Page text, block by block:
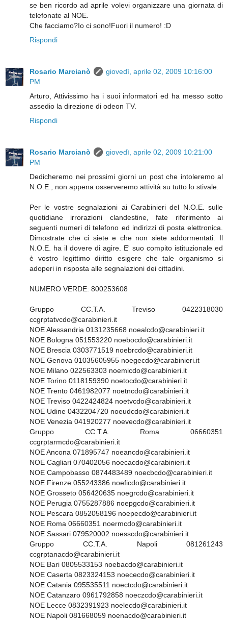
se ben ricordo ad aprile volevi organizzare una giornata di
telefonate al NOE.
Che facciamo?Io ci sono!Fuori il numero! :D
Rispondi
Rosario Marcianò
giovedì, aprile 02, 2009 10:16:00
PM
Arturo, Attivissimo ha i suoi informatori ed ha messo sotto
assedio la direzione di odeon TV.
Rispondi
Rosario Marcianò
giovedì, aprile 02, 2009 10:21:00
PM
Dedicheremo nei prossimi giorni un post che intoleremo al
N.O.E., non appena osserveremo attività su tutto lo stivale.
Per le vostre segnalazioni ai Carabinieri del N.O.E. sulle
quotidiane irrorazioni clandestine, fate riferimento ai
seguenti numeri di telefono ed indirizzi di posta elettronica.
Dimostrate che ci siete e che non siete addormentati. Il
N.O.E. ha il dovere di agire. E' suo compito istituzionale ed
è vostro legittimo diritto esigere che tale organismo si
adoperi in risposta alle segnalazioni dei cittadini.
NUMERO VERDE: 800253608
Gruppo CC.T.A. Treviso 0422318030
ccgrptatvcdo@carabinieri.it
NOE Alessandria 0131235668 noealcdo@carabinieri.it
NOE Bologna 051553220 noebocdo@carabinieri.it
NOE Brescia 0303771519 noebrcdo@carabinieri.it
NOE Genova 01035605955 noegecdo@carabinieri.it
NOE Milano 022563303 noemicdo@carabinieri.it
NOE Torino 0118159390 noetocdo@carabinieri.it
NOE Trento 0461982077 noetncdo@carabinieri.it
NOE Treviso 0422424824 noetvcdo@carabinieri.it
NOE Udine 0432204720 noeudcdo@carabinieri.it
NOE Venezia 041920277 noevecdo@carabinieri.it
Gruppo CC.T.A. Roma 06660351
ccgrptarmcdo@carabinieri.it
NOE Ancona 071895747 noeancdo@carabinieri.it
NOE Cagliari 070402056 noecacdo@carabinieri.it
NOE Campobasso 0874483489 noecbcdo@carabinieri.it
NOE Firenze 055243386 noeficdo@carabinieri.it
NOE Grosseto 056420635 noegrcdo@carabinieri.it
NOE Perugia 0755287886 noepgcdo@carabinieri.it
NOE Pescara 0852058196 noepecdo@carabinieri.it
NOE Roma 06660351 noermcdo@carabinieri.it
NOE Sassari 079520002 noesscdo@carabinieri.it
Gruppo CC.T.A. Napoli 081261243
ccgrptanacdo@carabinieri.it
NOE Bari 0805533153 noebacdo@carabinieri.it
NOE Caserta 0823324153 noececdo@carabinieri.it
NOE Catania 095535511 noectcdo@carabinieri.it
NOE Catanzaro 0961792858 noeczcdo@carabinieri.it
NOE Lecce 0832391923 noelecdo@carabinieri.it
NOE Napoli 081668059 noenacdo@carabinieri.it